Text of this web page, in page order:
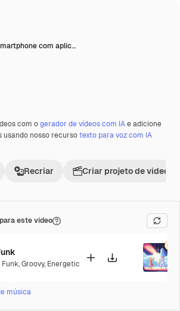
com aplic…
com ogerador de vídeos com IAe adicione
usando nosso recursotexto para voz com IA
Recriar Criar projeto de vídeo
este vídeo
Funk,Groovy, Energetic
música